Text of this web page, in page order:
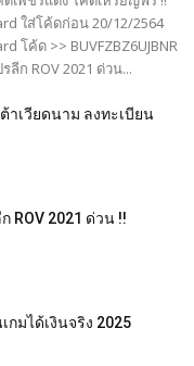
ใส่โค้ดก่อน 20/12/2564
โค้ด >> BUVFZBZ6UJBNR
ก ROV 2021 ด่วน...
าเวียดนาม ลงทะเบียน
ROV 2021 ด่วน !!
กมได้เงินจริง 2025